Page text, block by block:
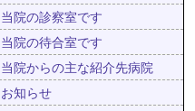
当院の診察室です
当院の待合室です
当院からの主な紹介先病院
お知らせ